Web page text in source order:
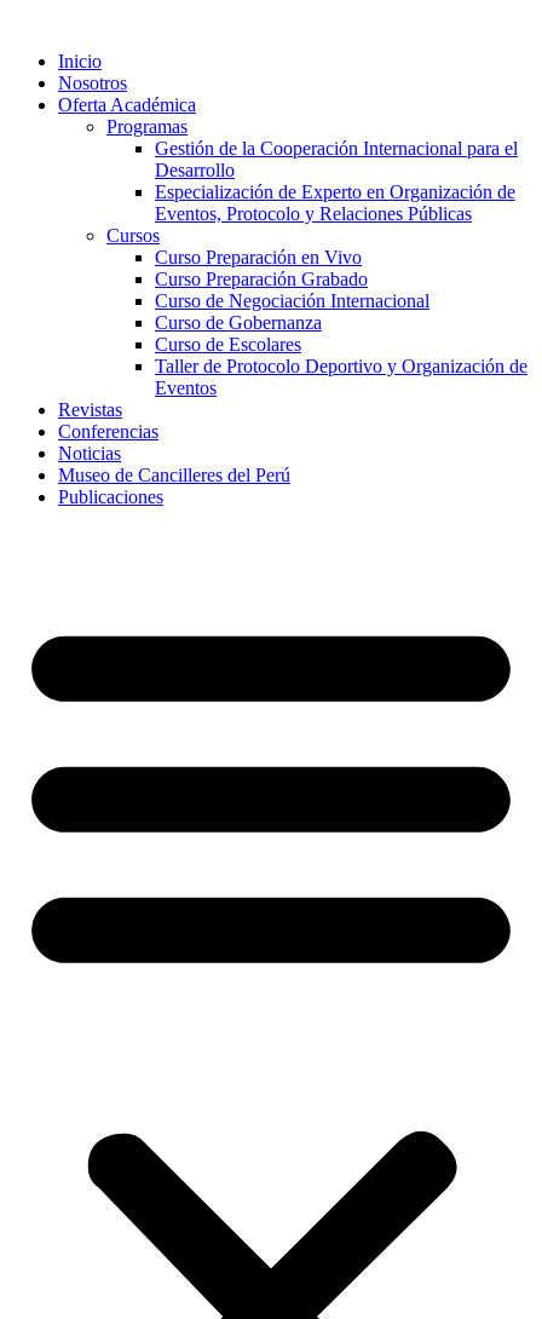
contenido
Inicio
Nosotros
Oferta Académica
Programas
Gestión de la Cooperación Internacional para el
Desarrollo
Especialización de Experto en Organización de
Eventos, Protocolo y Relaciones Públicas
Cursos
Curso Preparación en Vivo
Curso Preparación Grabado
Curso de Negociación Internacional
Curso de Gobernanza
Curso de Escolares
Taller de Protocolo Deportivo y Organización de
Eventos
Revistas
Conferencias
Noticias
Museo de Cancilleres del Perú
Publicaciones